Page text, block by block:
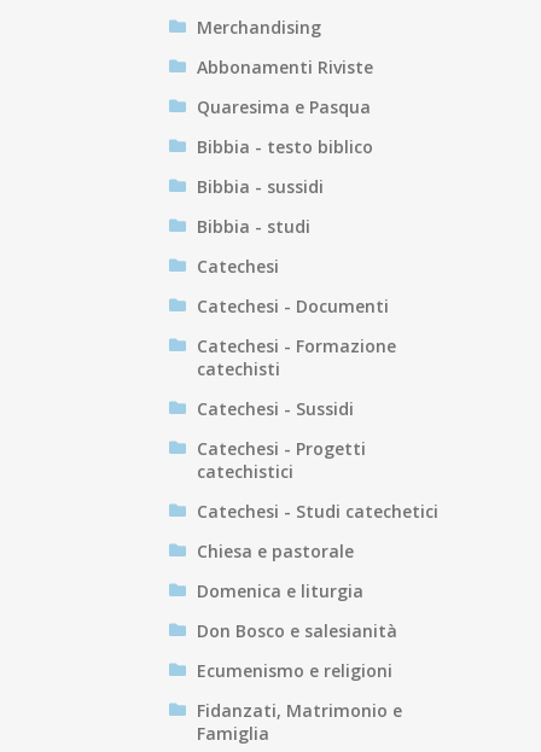
Merchandising
Abbonamenti Riviste
Quaresima e Pasqua
Bibbia - testo biblico
Bibbia - sussidi
Bibbia - studi
Catechesi
Catechesi - Documenti
Catechesi - Formazione
catechisti
Catechesi - Sussidi
Catechesi - Progetti
catechistici
Catechesi - Studi catechetici
Chiesa e pastorale
Domenica e liturgia
Don Bosco e salesianità
Ecumenismo e religioni
Fidanzati, Matrimonio e
Famiglia